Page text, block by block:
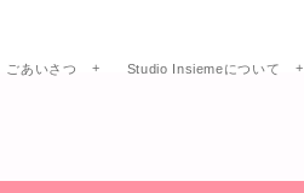
ごあいさつ Studio Insiemeについて